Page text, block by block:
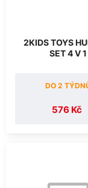
2KIDS TOYS
SET 4 V 1
576 Kč
DO 2